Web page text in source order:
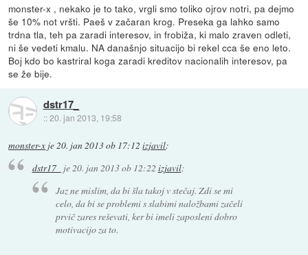
monster-x , nekako je to tako, vrgli smo toliko ojrov notri, pa dejmo
še 10% not vršti. Paeš v začaran krog. Preseka ga lahko samo
trdna tla, teh pa zaradi interesov, in frobiža, ki malo zraven odleti,
ni še vedeti kmalu. NA današnjo situacijo bi rekel cca še eno leto.
Boj kdo bo kastriral koga zaradi kreditov nacionalih interesov, pa
se že bije.
dstr17_
::20. jan 2013, 19:58
monster-x je 20. jan 2013 ob 17:12 izjavil:
dstr17_ je20. jan 2013 ob 12:22 izjavil:
Jaz ne mislim, da bi šla takoj v stečaj. Zdi se mi
celo, da bi se problemi s slabimi naložbami začeli
prvič zares reševati, ker bi imeli zaposleni dobro
motivacijo za to.